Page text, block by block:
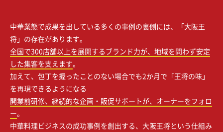
中華業態で成果を出している多くの事例の裏側には、「大阪王
将」の存在があります。
全国で300店舗以上を展開するブランド力が、地域を問わず安定
した集客を支えます。
加えて、包丁を握ったことのない場合でも2か月で「王将の味」
を再現できるようになる
開業前研修、継続的な企画・販促サポートが、オーナーをフォロ
ー。
中華料理ビジネスの成功事例を創出する、大阪王将という仕組み